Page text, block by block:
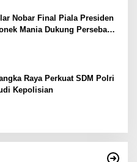
Nobar Final Piala Presiden
Mania Dukung Persebaya
Raya Perkuat SDM Polri
Kepolisian